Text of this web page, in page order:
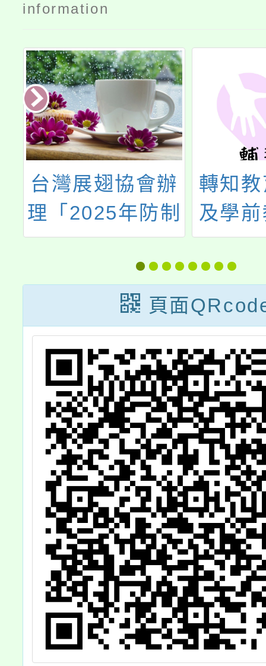
information
台灣展翅協會辦
理「2025年防制
兒少性剝削國際
研討會」簡章一
份，歡迎報名參
加。
轉知
及學
命教
中心
於112
月辦
「生
系列
程一
師報
頁面